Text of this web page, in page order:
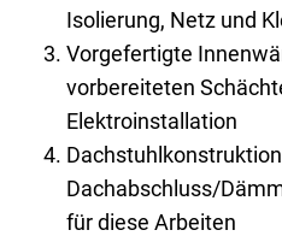
Isolierung, Netz und
Vorgefertigte
vorbereiteten
Elektroinstallation
Dachabschluss/
für diese Arbeiten